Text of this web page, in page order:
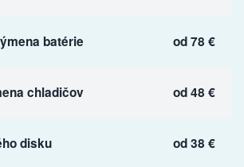
batérie od 78 €
chladičov od 48 €
disku od 38 €